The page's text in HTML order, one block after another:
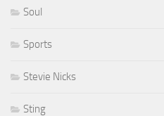
Soul
Sports
Stevie Nicks
Sting